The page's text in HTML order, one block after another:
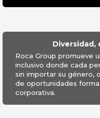
Diversidad,
Roca Group promueve
inclusivo donde cada
sin importar su género,
de oportunidades
corporativa.